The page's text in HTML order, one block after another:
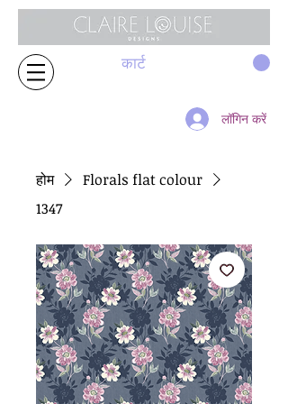
कार्ट
लॉगिन करें
होम
Florals flat colour
1347